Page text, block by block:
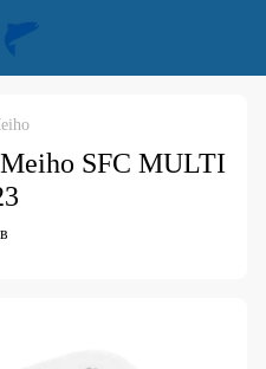
SFC MULTI